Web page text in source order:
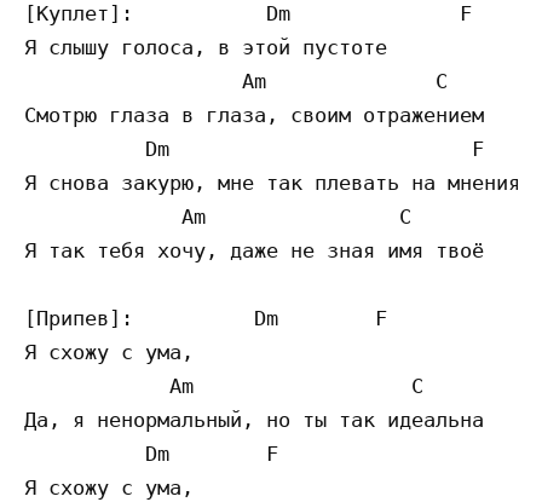
[Куплет]:           Dm              F
Я слышу голоса, в этой пустоте
                  Am              C
Смотрю глаза в глаза, своим отражением
          Dm                         F
Я снова закурю, мне так плевать на мнения
             Am                C
Я так тебя хочу, даже не зная имя твоё
[Припев]:          Dm        F
Я схожу с ума,
            Am                  C
Да, я ненормальный, но ты так идеальна
          Dm        F
Я схожу с ума,